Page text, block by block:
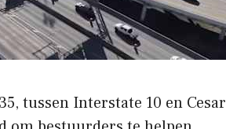
tussen Interstate 10 en Cesar